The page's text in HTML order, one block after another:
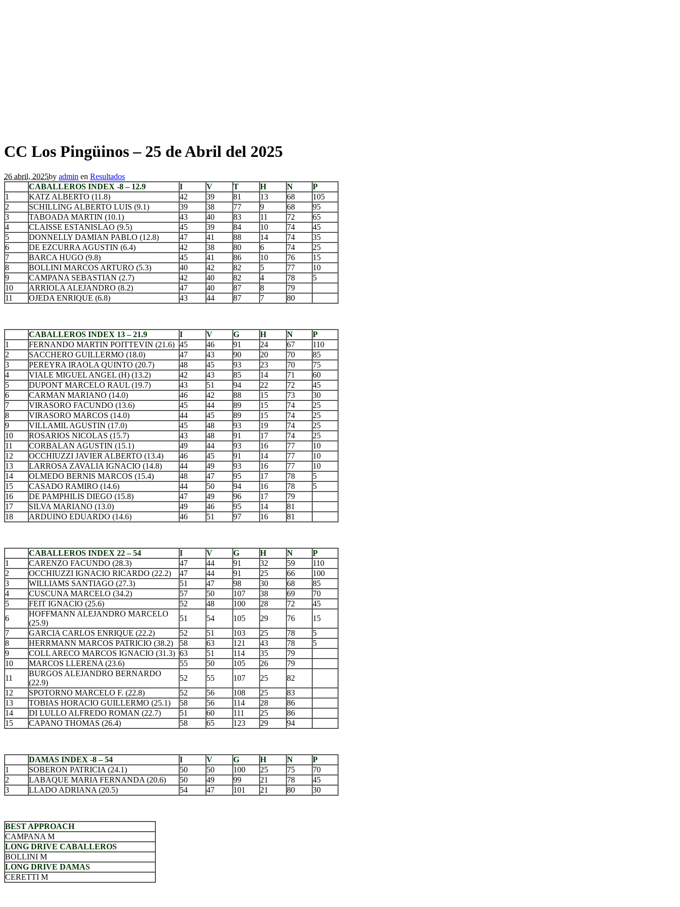
CC Los Pingüinos – 25 de Abril del 2025
26 abril, 2025by admin en Resultados
CABALLEROS INDEX -8 – 12.9
I V T H N
P
1
KATZ ALBERTO (11.8) 42 39 81 13 68
105
2
SCHILLING ALBERTO LUIS (9.1) 39 38 77 9 68
95
3
TABOADA MARTIN (10.1) 43 40 83 11 72
65
4
CLAISSE ESTANISLAO (9.5) 45 39 84 10 74
45
5
DONNELLY DAMIAN PABLO (12.8) 47 41 88 14 74
35
6
DE EZCURRA AGUSTIN (6.4) 42 38 80 6 74
25
7
BARCA HUGO (9.8) 45 41 86 10 76
15
8
BOLLINI MARCOS ARTURO (5.3) 40 42 82 5 77
10
9
CAMPANA SEBASTIAN (2.7) 42 40 82 4 78
5
10
ARRIOLA ALEJANDRO (8.2) 47 40 87 8
79
11
OJEDA ENRIQUE (6.8) 43 44 87 7 80
CABALLEROS INDEX 13 – 21.9 I V G H N
P
1
FERNANDO MARTIN POITTEVIN (21.6) 45 46 91 24 67
110
2
SACCHERO GUILLERMO (18.0) 47 43 90 20 70
85
3
PEREYRA IRAOLA QUINTO (20.7) 48 45 93 23 70
75
4
VIALE MIGUEL ANGEL (H) (13.2) 42 43 85 14 71
60
5
DUPONT MARCELO RAUL (19.7) 43 51 94 22 72
45
6
CARMAN MARIANO (14.0) 46 42 88 15 73
30
7
VIRASORO FACUNDO (13.6) 45 44 89 15 74
25
8
VIRASORO MARCOS (14.0) 44 45 89 15 74
25
9
VILLAMIL AGUSTIN (17.0) 45 48 93 19 74
25
10
ROSARIOS NICOLAS (15.7) 43 48 91 17 74
25
11
CORBALAN AGUSTIN (15.1) 49 44 93 16 77
10
12
OCCHIUZZI JAVIER ALBERTO (13.4) 46 45 91 14 77
10
13
LARROSA ZAVALIA IGNACIO (14.8) 44 49 93 16 77
10
14
OLMEDO BERNIS MARCOS (15.4) 48 47 95 17 78
5
15
CASADO RAMIRO (14.6) 44 50 94 16 78
5
16
DE PAMPHILIS DIEGO (15.8) 47 49 96 17
79
17
SILVA MARIANO (13.0) 49 46 95 14
81
18
ARDUINO EDUARDO (14.6) 46 51 97 16 81
CABALLEROS INDEX 22 – 54 I V G H N
P
1
CARENZO FACUNDO (28.3) 47 44 91 32 59
110
2
OCCHIUZZI IGNACIO RICARDO (22.2) 47 44 91 25 66
100
3
WILLIAMS SANTIAGO (27.3) 51 47 98 30 68
85
4
CUSCUNA MARCELO (34.2) 57 50 107 38 69
70
5
FEIT IGNACIO (25.6) 52 48 100 28 72
45
6
HOFFMANN ALEJANDRO MARCELO
(25.9)
51 54 105 29 76
15
7
GARCIA CARLOS ENRIQUE (22.2) 52 51 103 25 78
5
8
HERRMANN MARCOS PATRICIO (38.2) 58 63 121 43 78
5
9
COLL ARECO MARCOS IGNACIO (31.3) 63 51 114 35
79
10
MARCOS LLERENA (23.6) 55 50 105 26
79
11
BURGOS ALEJANDRO BERNARDO
(22.9)
52 55 107 25
82
12
SPOTORNO MARCELO F. (22.8) 52 56 108 25
83
13
TOBIAS HORACIO GUILLERMO (25.1) 58 56 114 28
86
14
DI LULLO ALFREDO ROMAN (22.7) 51 60 111 25
86
15
CAPANO THOMAS (26.4) 58 65 123 29 94
DAMAS INDEX -8 – 54 I V G H N
P
1
SOBERON PATRICIA (24.1) 50 50 100 25 75
70
2
LABAQUE MARIA FERNANDA (20.6) 50 49 99 21 78
45
3
LLADO ADRIANA (20.5) 54 47 101 21 80 30
BEST APPROACH
CAMPANA M
LONG DRIVE CABALLEROS
BOLLINI M
LONG DRIVE DAMAS
CERETTI M